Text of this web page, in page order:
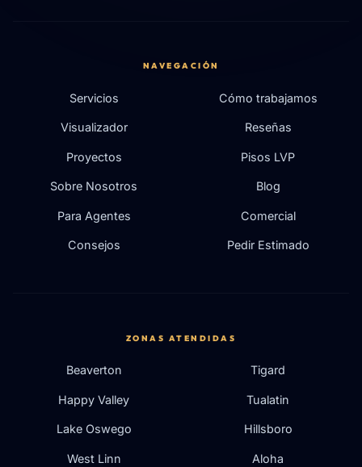
NAVEGACIÓN
Servicios Cómo trabajamos
Visualizador Reseñas
Proyectos Pisos LVP
Sobre Nosotros Blog
Para Agentes Comercial
Consejos Pedir Estimado
ZONAS ATENDIDAS
Beaverton
Happy Valley
Lake Oswego
West Linn
Tigard
Tualatin
Hillsboro
Aloha